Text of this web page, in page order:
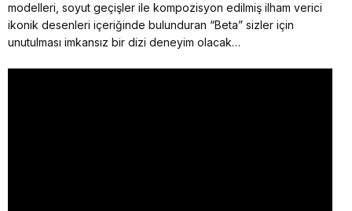
modelleri, soyut geçişler ile kompozisyon edilmiş ilham verici
ikonik desenleri içeriğinde bulunduran “Beta” sizler için
unutulması imkansız bir dizi deneyim olacak…